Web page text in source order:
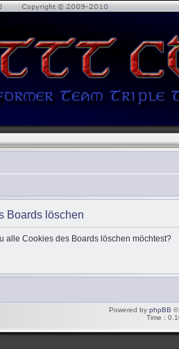
Boards löschen
alle Cookies des Boards löschen möchtest?
Powered by phpBB ©
Time :